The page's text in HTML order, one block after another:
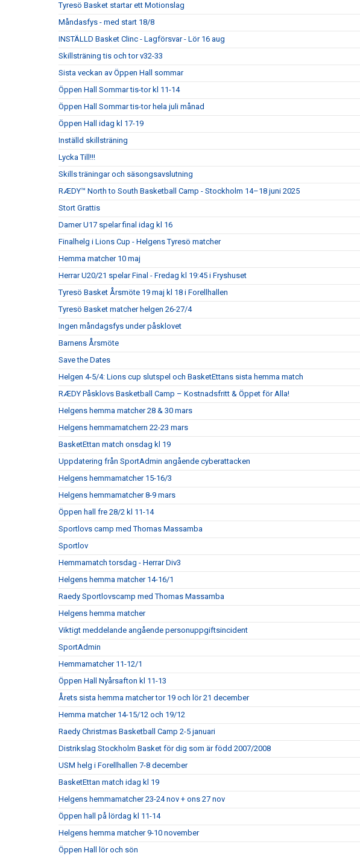
Tyresö Basket startar ett Motionslag
Måndasfys - med start 18/8
INSTÄLLD Basket Clinc - Lagförsvar - Lör 16 aug
Skillsträning tis och tor v32-33
Sista veckan av Öppen Hall sommar
Öppen Hall Sommar tis-tor kl 11-14
Öppen Hall Sommar tis-tor hela juli månad
Öppen Hall idag kl 17-19
Inställd skillsträning
Lycka Till!!!
Skills träningar och säsongsavslutning
RÆDY™ North to South Basketball Camp - Stockholm 14–18 juni 2025
Stort Grattis
Damer U17 spelar final idag kl 16
Finalhelg i Lions Cup - Helgens Tyresö matcher
Hemma matcher 10 maj
Herrar U20/21 spelar Final - Fredag kl 19:45 i Fryshuset
Tyresö Basket Årsmöte 19 maj kl 18 i Forellhallen
Tyresö Basket matcher helgen 26-27/4
Ingen måndagsfys under påsklovet
Barnens Årsmöte
Save the Dates
Helgen 4-5/4: Lions cup slutspel och BasketEttans sista hemma match
RÆDY Påsklovs Basketball Camp – Kostnadsfritt & Öppet för Alla!
Helgens hemma matcher 28 & 30 mars
Helgens hemmamatchern 22-23 mars
BasketEttan match onsdag kl 19
Uppdatering från SportAdmin angående cyberattacken
Helgens hemmamatcher 15-16/3
Helgens hemmamatcher 8-9 mars
Öppen hall fre 28/2 kl 11-14
Sportlovs camp med Thomas Massamba
Sportlov
Hemmamatch torsdag - Herrar Div3
Helgens hemma matcher 14-16/1
Raedy Sportlovscamp med Thomas Massamba
Helgens hemma matcher
Viktigt meddelande angående personuppgiftsincident
SportAdmin
Hemmamatcher 11-12/1
Öppen Hall Nyårsafton kl 11-13
Årets sista hemma matcher tor 19 och lör 21 december
Hemma matcher 14-15/12 och 19/12
Raedy Christmas Basketball Camp 2-5 januari
Distrikslag Stockholm Basket för dig som är född 2007/2008
USM helg i Forellhallen 7-8 december
BasketEttan match idag kl 19
Helgens hemmamatcher 23-24 nov + ons 27 nov
Öppen hall på lördag kl 11-14
Helgens hemma matcher 9-10 november
Öppen Hall lör och sön